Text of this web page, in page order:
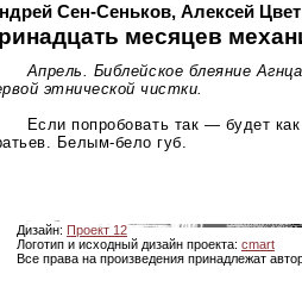
Сен-Сеньков, Алексей
месяцев
Апрель. Библейское блеяние
этнической чистки.
Если попробовать так — будет
Белым-бело губ.
Дизайн: Проект 12
Логотип и исходный дизайн проекта: cmart
Все права на произведения принадлежат